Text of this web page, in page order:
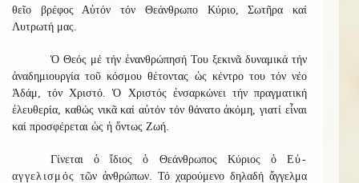
θεῖο βρέφος Αὐτόν τόν Θεάνθρωπο Κύριο, Σωτῆρα καί
Λυτρωτή μας.
Ὁ Θεός μέ τήν ἐνανθρώπησή Του ξεκινᾶ δυναμικά τήν
ἀναδημιουργία τοῦ κόσμου θέτοντας ὡς κέντρο του τόν νέο
Ἀδάμ, τόν Χριστό. Ὁ Χριστός ἐνσαρκώνει τήν πραγματική
ἐλευθερία, καθώς νικᾶ καί αὐτόν τόν θάνατο ἀκόμη, γιατί εἶναι
καί προσφέρεται ὡς ἡ ὄντως Ζωή.
Γίνεται ὁ ἴδιος ὁ Θεάνθρωπος Κύριος ὁ Εὐ-
αγγελισμός τῶν ἀνθρώπων. Τό χαρούμενο δηλαδή ἄγγελμα